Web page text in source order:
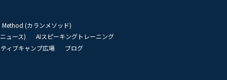
Method (カランメソッド)
ュース)
AIスピーキングトレーニング
ィブキャンプ広場
ブログ